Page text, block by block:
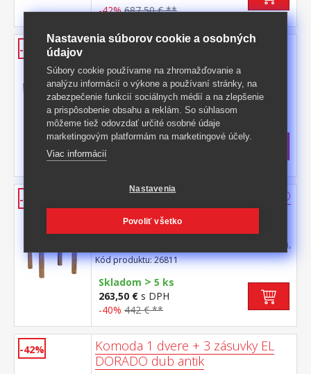
-42% 687,50 € **
-42%
Jedálenský stôl 92x92 + 4 stoličky
jedálenský stôl 26811 a 4 jedálenské
stoličky 26821 stôl aj stoličky materiál
masív borovica, farebné prevedenie dub
antik lakované čírym lakom, vlis drevenej
štruktúry rozmer stola (š/h/v) 92 × 92 × 76
cm rozmer stoličky (š/h/v) 43 × 49 × 107
cm súčasť zostavy EL DORADO
Kód produktu: 26811S
Skladom>5 ks
535,50 €
-42%
-40%
Jedálenský stôl 92x92 EL DORADO
dub antik
materiál masív borovica, farebné
prevedenie dub antik lakované čírym lakom,
vlis drevenej štruktúry súčasť zostavy EL
DORADO
Kód produktu: 26811
Skladom > 5 ks
263,50 € s DPH
-40% 442 € **
-42%
Komoda 1 dvere + 3 zásuvky EL
DORADO dub antik
Nastavenia súborov cookie a osobných
údajov
Súbory cookie používame na zhromažďovanie a
analýzu informácií o výkone a používaní stránky, na
zabezpečenie funkcií sociálnych médií a na zlepšenie
a prispôsobenie obsahu a reklám. So súhlasom
môžeme tiež odovzdať určité osobné údaje
marketingovým platformám na marketingové účely.
Viac informácií
Nastavenia
Povoliť všetko